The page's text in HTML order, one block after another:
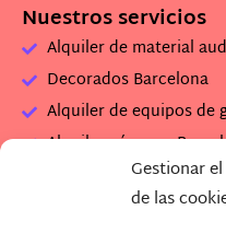
Gestionar
de las
Nuestros servicios
Alquiler de material
Decorados Barcelona
Alquiler de equipos de
Alquiler cámaras
Alquiler set de rodaje
Alquiler plató de